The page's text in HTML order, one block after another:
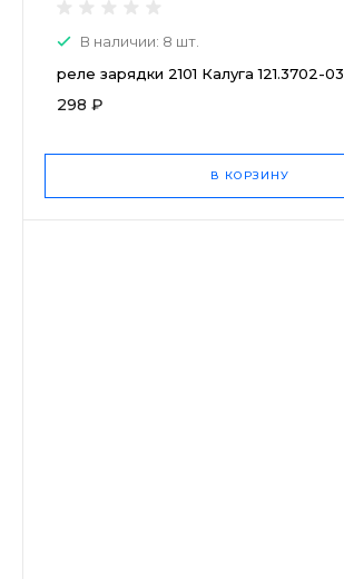
В наличии: 8 шт.
реле зарядки 2101 Калуга 121.3702-03
298 ₽
В КОРЗИНУ